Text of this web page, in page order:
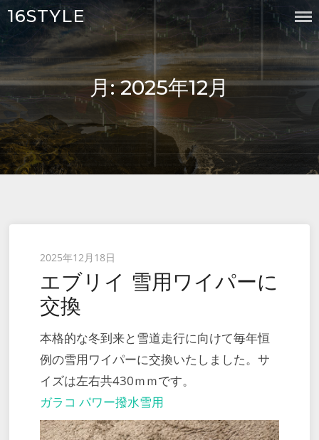
Skip
content
16STYLE
月:2025年12月
Posted
on
2025年12月18日
エブリイ 雪用ワイパーに
交換
本格的な冬到来と雪道走行に向けて毎年恒
例の雪用ワイパーに交換いたしました。サ
イズは左右共430ｍｍです。
ガラコ パワー撥水雪用